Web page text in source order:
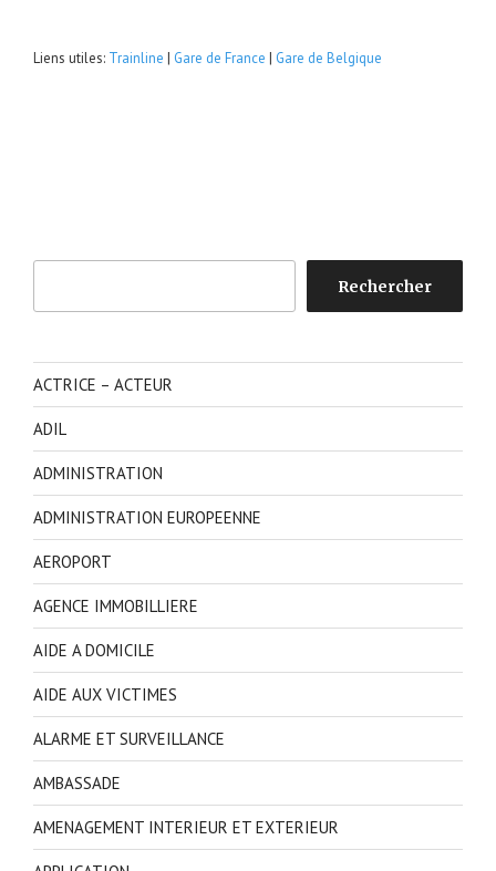
Liens utiles: Trainline | Gare de France | Gare de Belgique
Rechercher
ACTRICE – ACTEUR
ADIL
ADMINISTRATION
ADMINISTRATION EUROPEENNE
AEROPORT
AGENCE IMMOBILLIERE
AIDE A DOMICILE
AIDE AUX VICTIMES
ALARME ET SURVEILLANCE
AMBASSADE
AMENAGEMENT INTERIEUR ET EXTERIEUR